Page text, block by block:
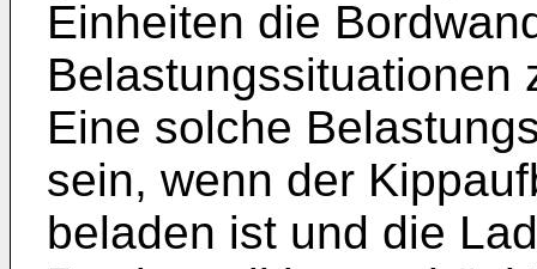
Einheiten die
Belastungssituationen
Eine solche
sein, wenn der
beladen ist und die